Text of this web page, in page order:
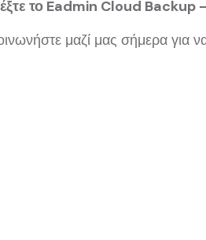
το Eadmin Cloud Backup
μαζί μας σήμερα για